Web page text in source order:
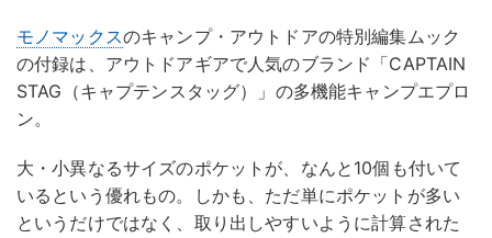
モノマックスのキャンプ・アウトドアの特別編集ムック
の付録は、アウトドアギアで人気のブランド「CAPTAIN
STAG（キャプテンスタッグ）」の多機能キャンプエプロ
ン。
大・小異なるサイズのポケットが、なんと10個も付いて
いるという優れもの。しかも、ただ単にポケットが多い
というだけではなく、取り出しやすいように計算された